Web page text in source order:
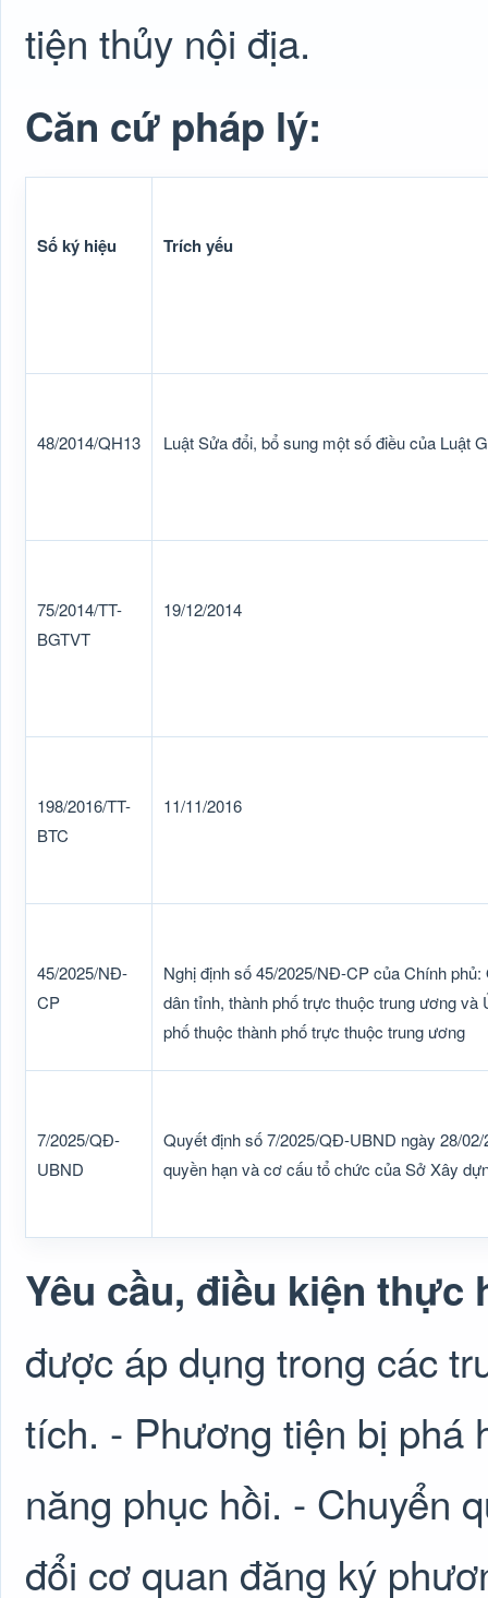
tiện thủy nội địa.
Căn cứ pháp lý:
Số ký hiệu Trích yếu
48/2014/QH13 Luật Sửa đổi, bổ sung một số điều của Luật
75/2014/TT-
BGTVT
19/12/2014
198/2016/TT-
BTC
11/11/2016
45/2025/NĐ-
CP
Nghị định số 45/2025/NĐ-CP của Chính
dân tỉnh, thành phố trực thuộc trung ương và
phố thuộc thành phố trực thuộc trung ương
7/2025/QĐ-
UBND
Quyết định số 7/2025/QĐ-UBND ngày 28/
quyền hạn và cơ cấu tổ chức của Sở Xây
Yêu cầu, điều kiện thực
được áp dụng trong các
tích. - Phương tiện bị phá
năng phục hồi. - Chuyển
đổi cơ quan đăng ký